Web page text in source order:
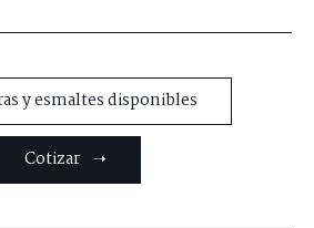
y esmaltes disponibles
Cotizar ➝